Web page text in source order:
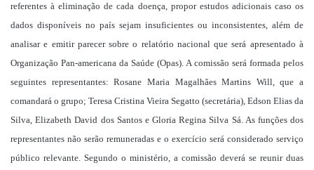
referentes à eliminação de cada doença, propor estudos adicionais caso os
dados disponíveis no país sejam insuficientes ou inconsistentes, além de
analisar e emitir parecer sobre o relatório nacional que será apresentado à
Organização Pan-americana da Saúde (Opas). A comissão será formada pelos
seguintes representantes: Rosane Maria Magalhães Martins Will, que a
comandará o grupo; Teresa Cristina Vieira Segatto (secretária), Edson Elias da
Silva, Elizabeth David dos Santos e Gloria Regina Silva Sá. As funções dos
representantes não serão remuneradas e o exercício será considerado serviço
público relevante. Segundo o ministério, a comissão deverá se reunir duas